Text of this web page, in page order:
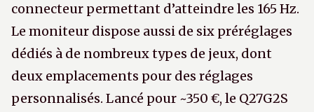
connecteur permettant d’atteindre les 165 Hz.
Le moniteur dispose aussi de six préréglages
dédiés à de nombreux types de jeux, dont
deux emplacements pour des réglages
personnalisés. Lancé pour ~350 €, le Q27G2S